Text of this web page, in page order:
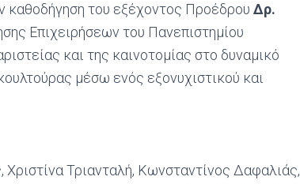
καθοδήγηση του εξέχοντος Προέδρου Δρ.
Επιχειρήσεων του Πανεπιστημίου
και της καινοτομίας στο δυναμικό
μέσω ενός εξονυχιστικού και
Τριανταλή, Κωνσταντίνος Δαφαλιάς,